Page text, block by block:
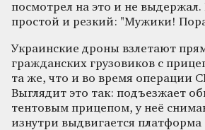
посмотрел на это и не выдержал.
простой и резкий: "Мужики!
Украинские дроны взлетают
гражданских грузовиков с
та же, что и во время операции
Выглядит это так: подъезжает
тентовым прицепом, у неё
изнутри выдвигается платформа